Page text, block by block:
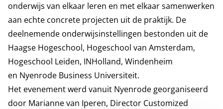
onderwijs van elkaar leren en met elkaar samenwerken
aan echte concrete projecten uit de praktijk. De
deelnemende onderwijsinstellingen bestonden uit de
Haagse Hogeschool, Hogeschool van Amsterdam,
Hogeschool Leiden, INHolland, Windenheim
en Nyenrode Business Universiteit.
Het evenement werd vanuit Nyenrode georganiseerd
door Marianne van Iperen, Director Customized